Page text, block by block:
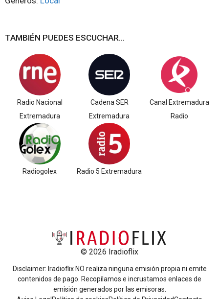
TAMBIÉN PUEDES ESCUCHAR...
Radio Nacional
Extremadura
Cadena SER
Extremadura
Canal Extremadura
Radio
Radiogolex Radio 5 Extremadura
© 2026 Iradioflix
Disclaimer: Iradioflix NO realiza ninguna emisión propia ni emite
contenidos de pago. Recopilamos e incrustamos enlaces de
emisión generados por las emisoras.